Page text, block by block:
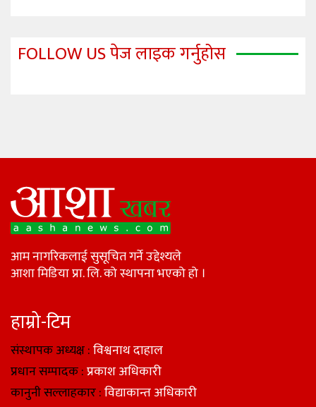
FOLLOW US पेज लाइक गर्नुहोस
आम नागरिकलाई सुसूचित गर्ने उद्देश्यले
आशा मिडिया प्रा. लि. को स्थापना भएको हो ।
हाम्रो-टिम
संस्थापक अध्यक्ष :विश्वनाथ दाहाल
प्रधान सम्पादक :प्रकाश अधिकारी
कानुनी सल्लाहकार :विद्याकान्त अधिकारी